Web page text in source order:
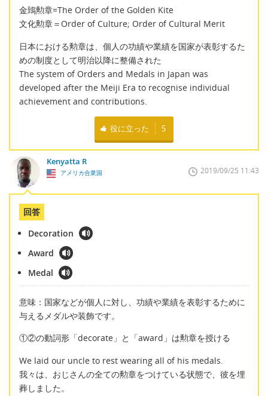
金鵄勲章=The Order of the Golden Kite
文化勲章＝Order of Culture; Order of Cultural Merit
日本における勲章は、個人の功績や業績を国家が表彰するた
めの制度として明治以降に整備された
The system of Orders and Medals in Japan was
developed after the Meiji Era to recognise individual
achievement and contributions.
役に立った 5
Kenyatta R
アメリカ合衆国 2019/09/25 11:43
回答
Decoration
Award
Medal
意味：国家などが個人に対し、功績や業績を表彰するために
与えるメダルや装飾です。
①②の動詞形「decorate」と「award」は勲章を授ける
We laid our uncle to rest wearing all of his medals.
我々は、おじさんの全ての勲章をつけている状態で、彼を埋
葬しました。